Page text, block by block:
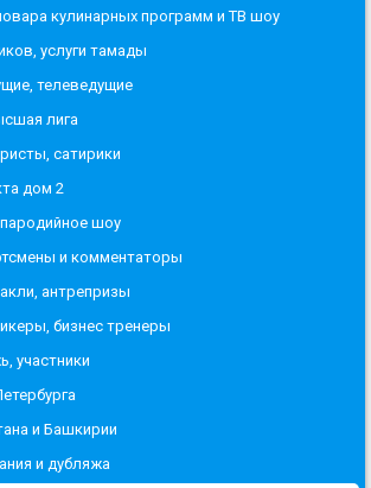
кулинарных программ и ТВ шоу
услуги тамады
телеведущие
лига
сатирики
дом 2
шоу
и комментаторы
антрепризы
бизнес тренеры
участники
и Башкирии
и дубляжа